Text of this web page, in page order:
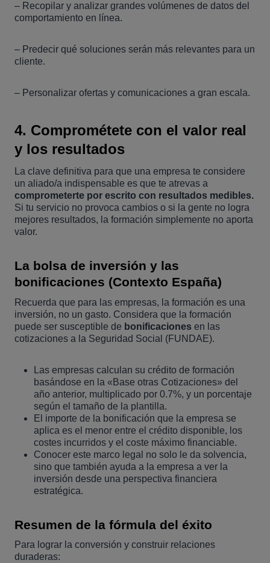
– Recopilar y analizar grandes volúmenes de datos del
comportamiento en línea.
– Predecir qué soluciones serán más relevantes para un
cliente.
– Personalizar ofertas y comunicaciones a gran escala.
4. Comprométete con el valor real
y los resultados
La clave definitiva para que una empresa te considere
un aliado/a indispensable es que te atrevas a
comprometerte por escrito con resultados medibles.
Si tu servicio no provoca cambios o si la gente no logra
mejores resultados, la formación simplemente no aporta
valor.
La bolsa de inversión y las
bonificaciones (Contexto España)
Recuerda que para las empresas, la formación es una
inversión, no un gasto. Considera que la formación
puede ser susceptible de bonificaciones en las
cotizaciones a la Seguridad Social (FUNDAE).
Las empresas calculan su crédito de formación
basándose en la «Base otras Cotizaciones» del
año anterior, multiplicado por 0.7%, y un porcentaje
según el tamaño de la plantilla.
El importe de la bonificación que la empresa se
aplica es el menor entre el crédito disponible, los
costes incurridos y el coste máximo financiable.
Conocer este marco legal no solo le da solvencia,
sino que también ayuda a la empresa a ver la
inversión desde una perspectiva financiera
estratégica.
Resumen de la fórmula del éxito
Para lograr la conversión y construir relaciones
duraderas: